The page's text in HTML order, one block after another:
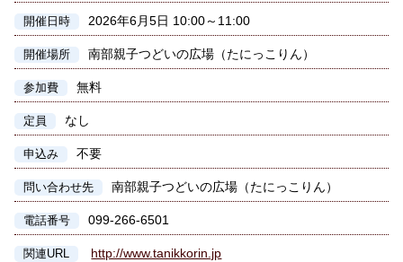
開催日時 2026年6月5日 10:00～11:00
開催場所 南部親子つどいの広場（たにっこりん）
参加費 無料
定員 なし
申込み 不要
問い合わせ先 南部親子つどいの広場（たにっこりん）
電話番号 099-266-6501
関連URL http://www.tanikkorin.jp